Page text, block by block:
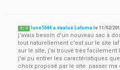
5 / 5 lune5644 a évalué Lafuma le11/02/
j'avais besoin d'un nouveau sac à
tout naturellement c'est sur le site
sur le site, j'ai trouvé très facilement
j'ai pu entrer les caractéristiques
choix proposé par le site. passer